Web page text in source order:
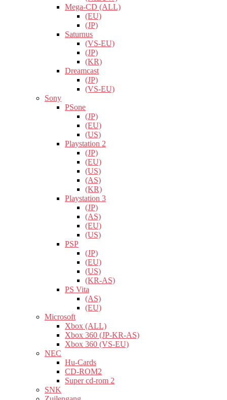
Mega-CD (ALL)
(EU)
(JP)
Saturnus
(VS-EU)
(JP)
(KR)
Dreamcast
(JP)
(VS-EU)
Sony
PSone
(JP)
(EU)
(US)
Playstation 2
(JP)
(EU)
(US)
(AS)
(KR)
Playstation 3
(JP)
(AS)
(EU)
(US)
PSP
(JP)
(EU)
(US)
(KR-AS)
PS Vita
(AS)
(EU)
Microsoft
Xbox (ALL)
Xbox 360 (JP-KR-AS)
Xbox 360 (VS-EU)
NEC
Hu-Cards
CD-ROM2
Super cd-rom 2
SNK